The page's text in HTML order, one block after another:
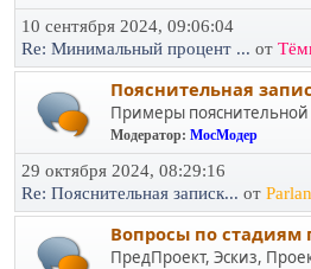
10 сентября 2024, 09:06:04
Re: Минимальный процент ... от
Пояснительная
Примеры пояснительной
Модератор: МосМодер
29 октября 2024, 08:29:16
Re: Пояснительная записк... от
Вопросы по стадиям
ПредПроект, Эскиз,